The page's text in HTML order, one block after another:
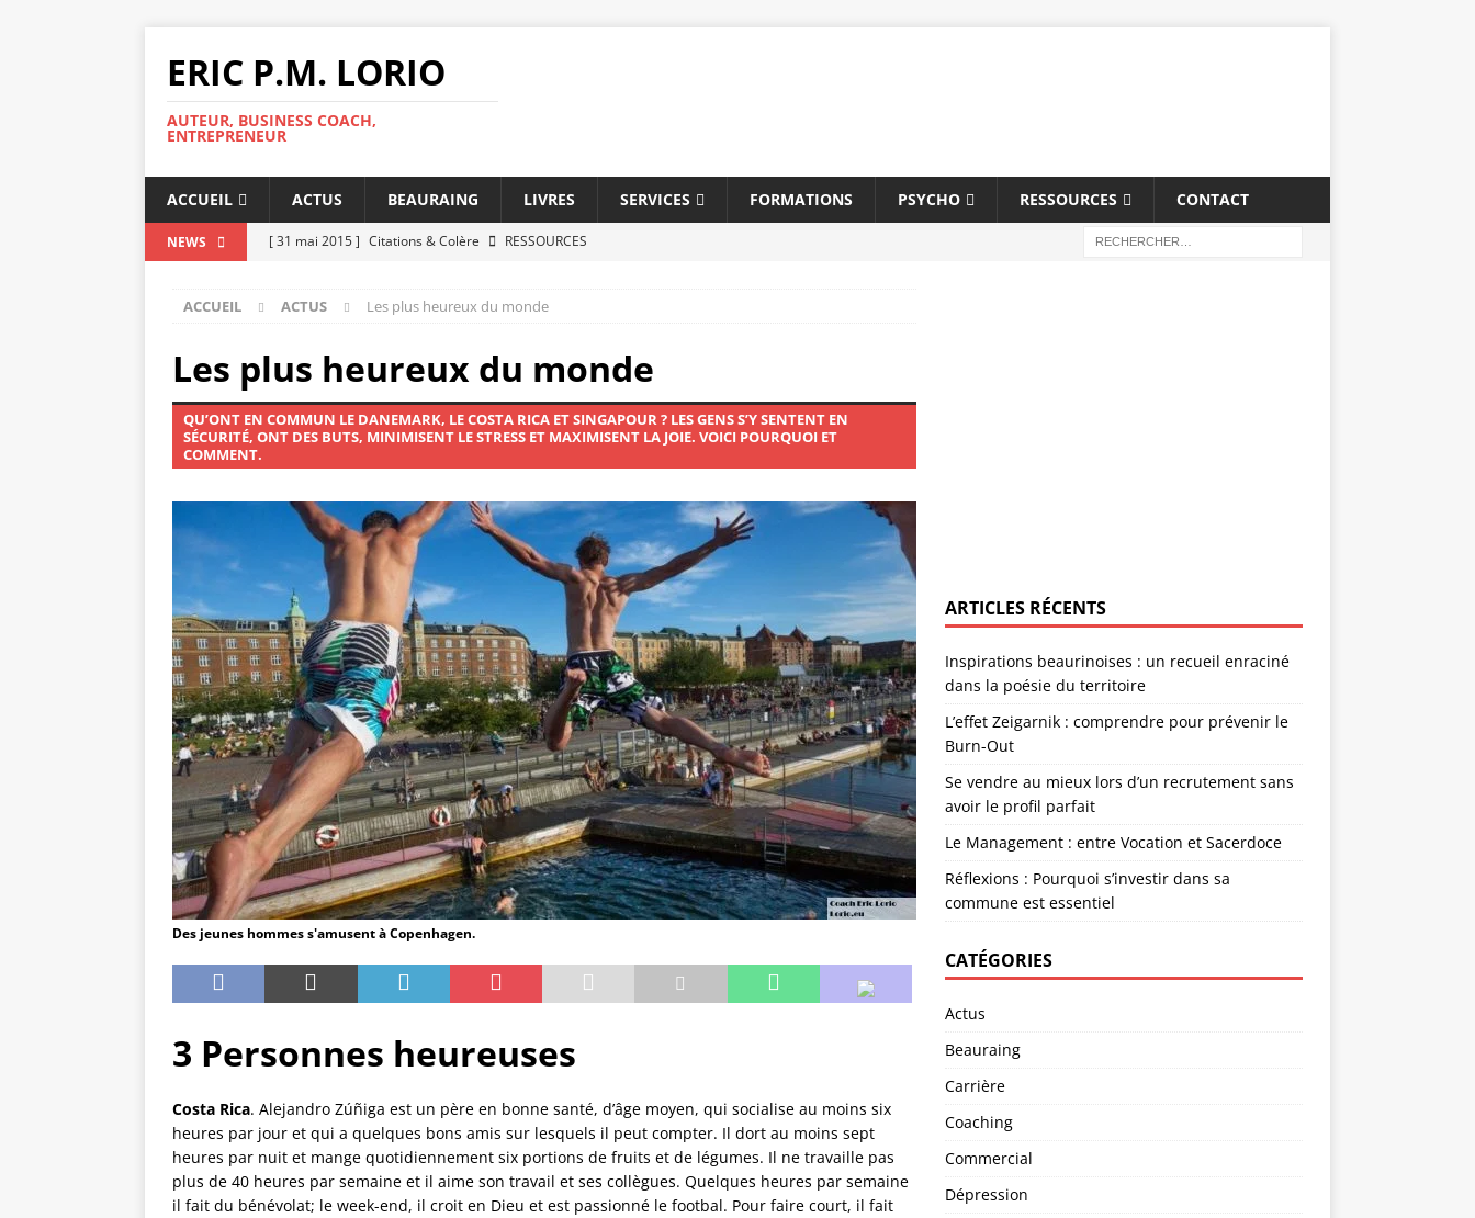
ERIC P.M. LORIO
AUTEUR, BUSINESS COACH,
ENTREPRENEUR
ACCUEIL ACTUS BEAURAING LIVRES SERVICES FORMATIONS PSYCHO RESSOURCES CONTACT
NEWS [ 31 mai 2015 ] Citations & Colère
RESSOURCES
[ 11 mai 2015 ]
Réussir un entretien d’embauche
[ 8 mai 2015 ]
Repérer les signes de dépression
DÉPRESSION
[ 5 mai 2015 ] Le Coaching, c’est quoi?
COACHING
[ 2 mai 2015 ] Avoir un patron difficile
MANAGEMENT
[ 29 juillet 2025 ] Inspirations beaurinoises : un recueil enraciné dans la poésie du territoire
ACTUS
[ 2 janvier 2025 ] L’effet Zeigarnik : comprendre pour prévenir le Burn-Out
CARRIÈRE
[ 27 avril 2024 ]
Se vendre au mieux lors d’un recrutement sans avoir le profil parfait
[ 27 avril 2024 ] Le Management : entre Vocation et Sacerdoce
MANAGEMENT
[ 26 avril 2024 ] Réflexions : Pourquoi s’investir dans sa commune est essentiel
RÉFLEXIONS
[ 15 août 2015 ] Un grand chien noir nous explique la dépression DÉPRESSION
ACCUEIL ACTUS Les plus heureux du monde
Les plus heureux du monde
QU’ONT EN COMMUN LE DANEMARK, LE COSTA RICA ET SINGAPOUR ? LES GENS S’Y SENTENT EN
SÉCURITÉ, ONT DES BUTS, MINIMISENT LE STRESS ET MAXIMISENT LA JOIE. VOICI POURQUOI ET
COMMENT.
Des jeunes hommes s'amusent à Copenhagen.
3 Personnes heureuses
Costa Rica. Alejandro Zúñiga est un père en bonne santé, d’âge moyen, qui socialise au moins six
heures par jour et qui a quelques bons amis sur lesquels il peut compter. Il dort au moins sept
heures par nuit et mange quotidiennement six portions de fruits et de légumes. Il ne travaille pas
plus de 40 heures par semaine et il aime son travail et ses collègues. Quelques heures par semaine
il fait du bénévolat; le week-end, il croit en Dieu et est passionné le footbal. Pour faire court, il fait
ARTICLES RÉCENTS
Inspirations beaurinoises : un recueil enraciné
dans la poésie du territoire
L’effet Zeigarnik : comprendre pour prévenir le
Burn-Out
Se vendre au mieux lors d’un recrutement sans
avoir le profil parfait
Le Management : entre Vocation et Sacerdoce
Réflexions : Pourquoi s’investir dans sa
commune est essentiel
CATÉGORIES
Actus
Beauraing
Carrière
Coaching
Commercial
Dépression